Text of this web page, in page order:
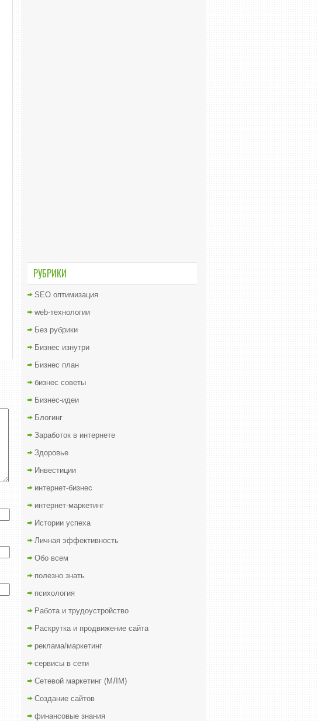
РУБРИКИ
SEO оптимизация
web-технологии
Без рубрики
Бизнес изнутри
Бизнес план
бизнес советы
Бизнес-идеи
Блогинг
Заработок в интернете
Здоровье
Инвестиции
интернет-бизнес
интернет-маркетинг
Истории успеха
Личная эффективность
Обо всем
полезно знать
психология
Работа и трудоустройство
Раскрутка и продвижение сайта
реклама/маркетинг
сервисы в сети
Сетевой маркетинг (МЛМ)
Создание сайтов
финансовые знания